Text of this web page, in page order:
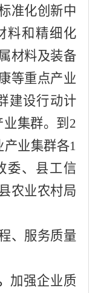
准化创新中
料和精细化
材料及装备
等重点产业
建设行动计
集群。到 2
产业集群各1
委、 县工信
农业农村局
、服务质量
加强企业质